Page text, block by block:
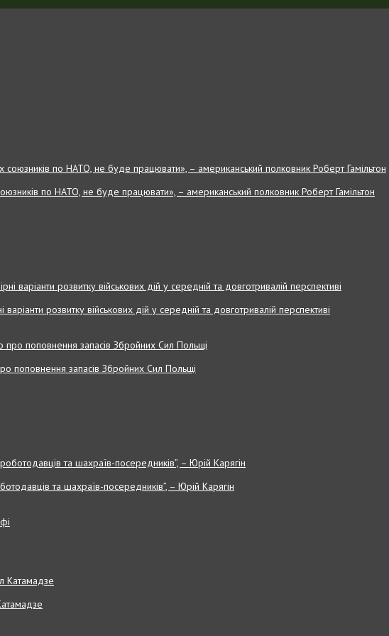
по НАТО, не буде працювати», – американський полковник Роберт Гамільтон
розвитку військових дій у середній та довготривалій перспективі
поповнення запасів Збройних Cил Польщі
та шахраїв-посередників”, – Юрій Карягін